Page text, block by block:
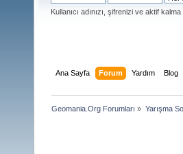
Kullanıcı adınızı, şifrenizi ve aktif
Ana Sayfa Forum Yardım Blog
Geomania.Org Forumları » Yarışma